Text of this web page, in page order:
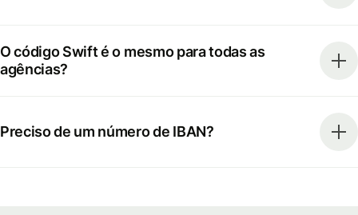
O código Swift é o mesmo para todas as
agências?
Preciso de um número de IBAN?